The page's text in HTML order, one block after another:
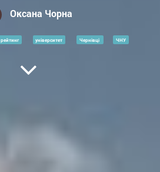
Оксана Чорна
рейтинг університет Чернівці ЧНУ